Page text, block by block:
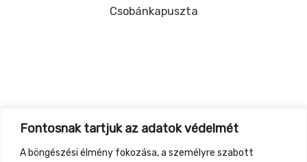
Fontosnak tartjuk az adatok védelmét
A böngészési élmény fokozása, a személyre szabott
Csobánkapuszta